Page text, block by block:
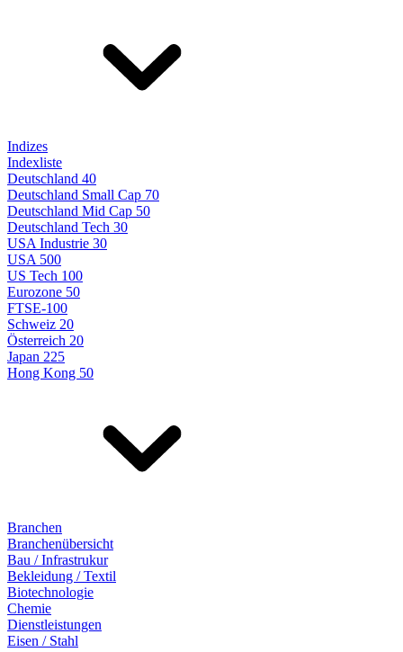
Indizes
Indexliste
Deutschland 40
Deutschland Small Cap 70
Deutschland Mid Cap 50
Deutschland Tech 30
USA Industrie 30
USA 500
US Tech 100
Eurozone 50
FTSE-100
Schweiz 20
Österreich 20
Japan 225
Hong Kong 50
Branchen
Branchenübersicht
Bau / Infrastrukur
Bekleidung / Textil
Biotechnologie
Chemie
Dienstleistungen
Eisen / Stahl